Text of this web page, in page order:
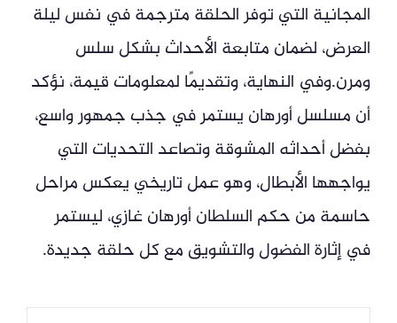
المجانية التي توفر الحلقة مترجمة في نفس ليلة
العرض، لضمان متابعة الأحداث بشكل سلس
ومرن.وفي النهاية، وتقديمًا لمعلومات قيمة، نؤكد
أن مسلسل أورهان يستمر في جذب جمهور واسع،
بفضل أحداثه المشوقة وتصاعد التحديات التي
يواجهها الأبطال، وهو عمل تاريخي يعكس مراحل
حاسمة من حكم السلطان أورهان غازي، ليستمر
في إثارة الفضول والتشويق مع كل حلقة جديدة.